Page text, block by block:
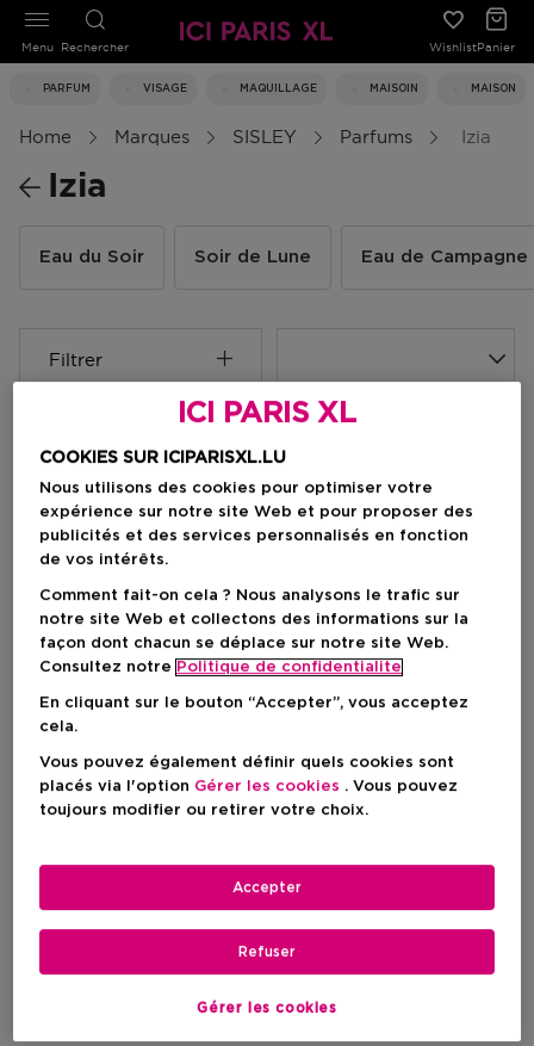
Rechercher WishlistPanier
PARFUM VISAGE MAQUILLAGE MAISOIN MAISON
Menu
Home Marques SISLEY Parfums Izia
Izia
Eau du Soir Soir de Lune Eau de Campagne
Filtrer
Izia
Pour Le Corps
Izia
Gel Parfume Douche Et Bain
Prix du produit
72,90 €
ICI PARIS XL
COOKIES SUR ICIPARISXL.LU
Nous utilisons des cookies pour optimiser votre
expérience sur notre site Web et pour proposer des
publicités et des services personnalisés en fonction
de vos intérêts.
Comment fait-on cela ? Nous analysons le trafic sur
notre site Web et collectons des informations sur la
façon dont chacun se déplace sur notre site Web.
Consultez notre Politique de confidentialite
En cliquant sur le bouton “Accepter”, vous acceptez
cela.
Vous pouvez également définir quels cookies sont
placés via l'option Gérer les cookies . Vous pouvez
toujours modifier ou retirer votre choix.
Gérer les cookies
Refuser
Accepter